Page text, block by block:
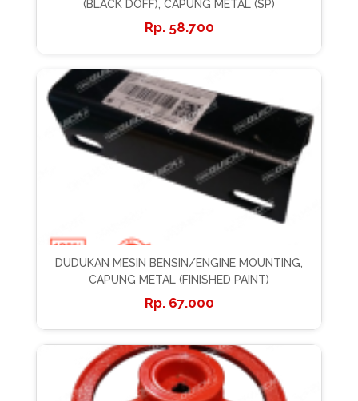
(BLACK DOFF), CAPUNG METAL (SP)
58.700
DUDUKAN MESIN BENSIN/ENGINE MOUNTING,
CAPUNG METAL (FINISHED PAINT)
67.000